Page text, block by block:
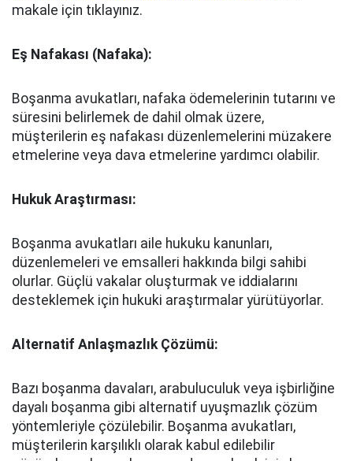
makale için tıklayınız.
Eş Nafakası (Nafaka):
Boşanma avukatları, nafaka ödemelerinin tutarını ve
süresini belirlemek de dahil olmak üzere,
müşterilerin eş nafakası düzenlemelerini müzakere
etmelerine veya dava etmelerine yardımcı olabilir.
Hukuk Araştırması:
Boşanma avukatları aile hukuku kanunları,
düzenlemeleri ve emsalleri hakkında bilgi sahibi
olurlar. Güçlü vakalar oluşturmak ve iddialarını
desteklemek için hukuki araştırmalar yürütüyorlar.
Alternatif Anlaşmazlık Çözümü:
Bazı boşanma davaları, arabuluculuk veya işbirliğine
dayalı boşanma gibi alternatif uyuşmazlık çözüm
yöntemleriyle çözülebilir. Boşanma avukatları,
müşterilerin karşılıklı olarak kabul edilebilir